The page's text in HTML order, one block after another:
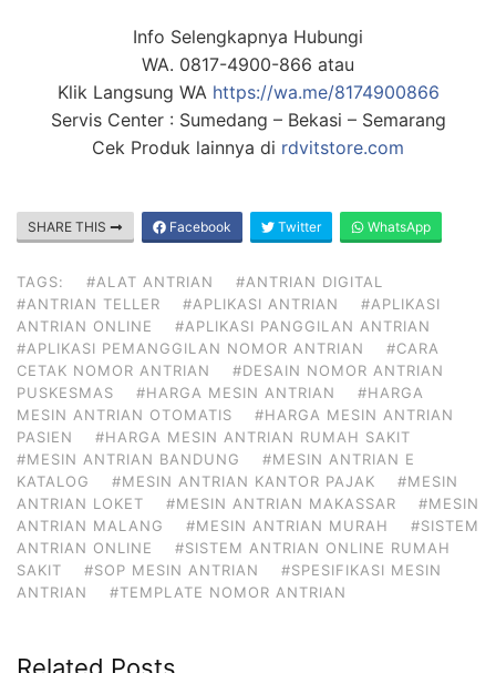
Info Selengkapnya Hubungi
WA. 0817-4900-866 atau
Klik Langsung WA https://wa.me/8174900866
Servis Center : Sumedang – Bekasi – Semarang
Cek Produk lainnya di rdvitstore.com
SHARE THIS Facebook Twitter WhatsApp
TAGS: #ALAT ANTRIAN
#ANTRIAN DIGITAL
#ANTRIAN TELLER
#APLIKASI ANTRIAN
#APLIKASI
ANTRIAN ONLINE
#APLIKASI PANGGILAN ANTRIAN
#APLIKASI PEMANGGILAN NOMOR ANTRIAN
#CARA
CETAK NOMOR ANTRIAN
#DESAIN NOMOR ANTRIAN
PUSKESMAS
#HARGA MESIN ANTRIAN
#HARGA
MESIN ANTRIAN OTOMATIS
#HARGA MESIN ANTRIAN
PASIEN
#HARGA MESIN ANTRIAN RUMAH SAKIT
#MESIN ANTRIAN BANDUNG
#MESIN ANTRIAN E
KATALOG
#MESIN ANTRIAN KANTOR PAJAK
#MESIN
ANTRIAN LOKET
#MESIN ANTRIAN MAKASSAR
#MESIN
ANTRIAN MALANG
#MESIN ANTRIAN MURAH
#SISTEM
ANTRIAN ONLINE
#SISTEM ANTRIAN ONLINE RUMAH
SAKIT
#SOP MESIN ANTRIAN
#SPESIFIKASI MESIN
ANTRIAN
#TEMPLATE NOMOR ANTRIAN